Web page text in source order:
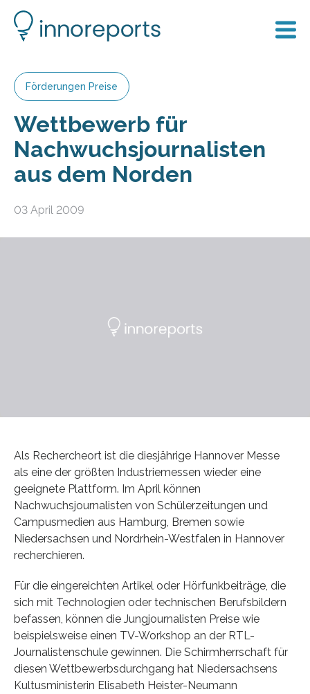
Förderungen Preise
Wettbewerb für
Nachwuchsjournalisten
aus dem Norden
03 April 2009
Als Rechercheort ist die diesjährige Hannover Messe
als eine der größten Industriemessen wieder eine
geeignete Plattform. Im April können
Nachwuchsjournalisten von Schülerzeitungen und
Campusmedien aus Hamburg, Bremen sowie
Niedersachsen und Nordrhein-Westfalen in Hannover
recherchieren.
Für die eingereichten Artikel oder Hörfunkbeiträge, die
sich mit Technologien oder technischen Berufsbildern
befassen, können die Jungjournalisten Preise wie
beispielsweise einen TV-Workshop an der RTL-
Journalistenschule gewinnen. Die Schirmherrschaft für
diesen Wettbewerbsdurchgang hat Niedersachsens
Kultusministerin Elisabeth Heister-Neumann